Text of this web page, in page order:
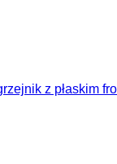
z płaskim